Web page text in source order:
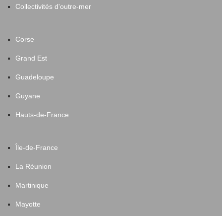
Collectivités d'outre-mer
Corse
Grand Est
Guadeloupe
Guyane
Hauts-de-France
Île-de-France
La Réunion
Martinique
Mayotte